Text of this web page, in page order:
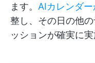
ます。 AIカレンダー
整し、その日の他
ッションが確実に